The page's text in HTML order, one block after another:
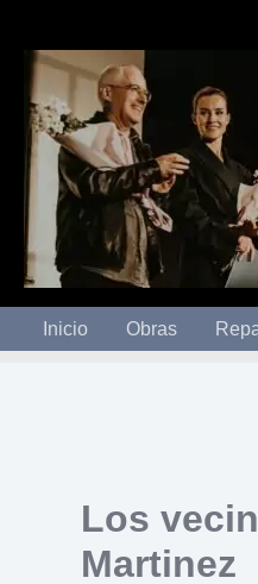
contenido
Inicio Obras
Los
Martinez